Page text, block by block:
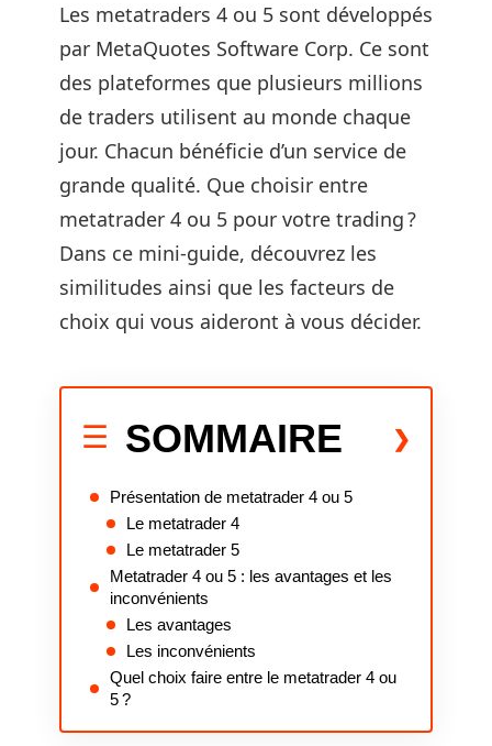
Les metatraders 4 ou 5 sont développés
par MetaQuotes Software Corp. Ce sont
des plateformes que plusieurs millions
de traders utilisent au monde chaque
jour. Chacun bénéficie d’un service de
grande qualité. Que choisir entre
metatrader 4 ou 5 pour votre trading ?
Dans ce mini-guide, découvrez les
similitudes ainsi que les facteurs de
choix qui vous aideront à vous décider.
SOMMAIRE
Présentation de metatrader 4 ou 5
Le metatrader 4
Le metatrader 5
Metatrader 4 ou 5 : les avantages et les
inconvénients
Les avantages
Les inconvénients
Quel choix faire entre le metatrader 4 ou
5 ?